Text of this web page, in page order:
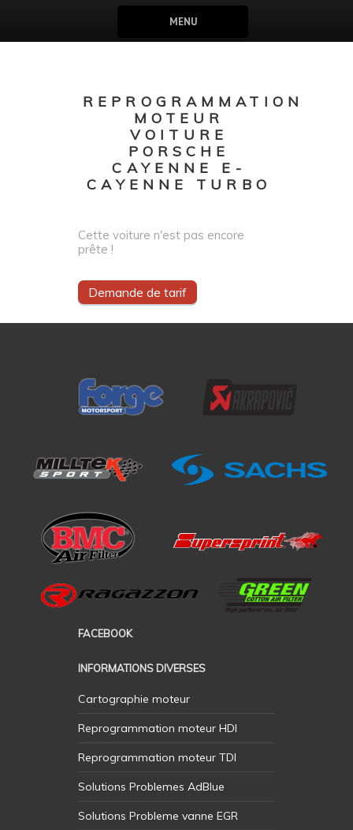
MENU
REPROGRAMMATION
MOTEUR
VOITURE
PORSCHE
CAYENNE E-
CAYENNE TURBO
Cette voiture n'est pas encore
prête !
Demande de tarif
FACEBOOK
INFORMATIONS DIVERSES
Cartographie moteur
Reprogrammation moteur HDI
Reprogrammation moteur TDI
Solutions Problemes AdBlue
Solutions Probleme vanne EGR